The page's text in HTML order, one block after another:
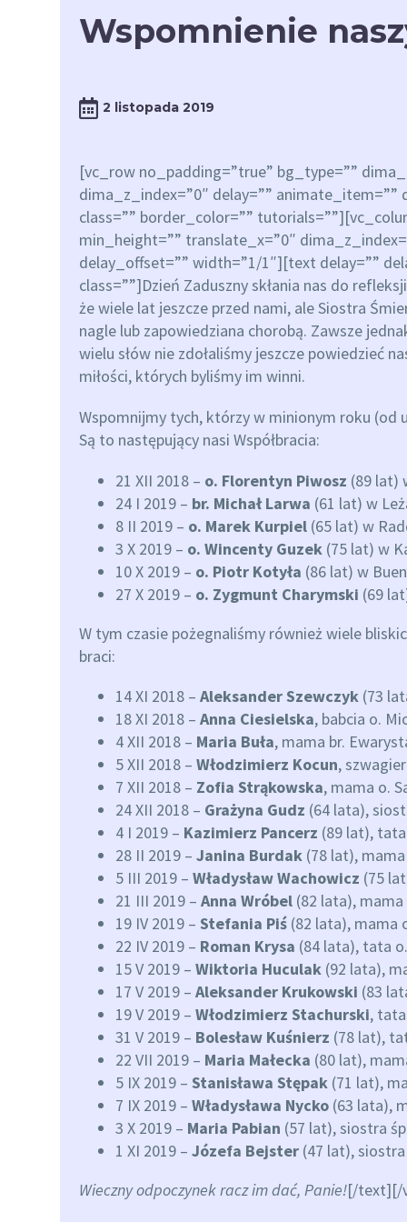
Wspomnienie
2 listopada 2019
[vc_row no_padding=”true” bg_type=””
dima_z_index=”0″ delay=””
class=”” border_color=””
min_height=”” translate_x=”0″
delay_offset=”” width=”1/1″][text delay=””
class=””]Dzień Zaduszny skłania nas do
że wiele lat jeszcze przed nami, ale Siostra
nagle lub zapowiedziana chorobą. Zawsze
wielu słów nie zdołaliśmy jeszcze powiedzieć
miłości, których byliśmy im winni.
Wspomnijmy tych, którzy w minionym roku (od
Są to następujący nasi Współbracia:
21 XII 2018 – o. Florentyn Piwosz (89 lat)
24 I 2019 – br. Michał Larwa (61 lat) w
8 II 2019 – o. Marek Kurpiel (65 lat) w
3 X 2019 – o. Wincenty Guzek (75 lat) w
10 X 2019 – o. Piotr Kotyła (86 lat) w
27 X 2019 – o. Zygmunt Charymski (69
W tym czasie pożegnaliśmy również wiele
braci:
14 XI 2018 – Aleksander Szewczyk (73
18 XI 2018 – Anna Ciesielska, babcia o.
4 XII 2018 – Maria Buła, mama br.
5 XII 2018 – Włodzimierz Kocun,
7 XII 2018 – Zofia Strąkowska, mama o.
24 XII 2018 – Grażyna Gudz (64 lata),
4 I 2019 – Kazimierz Pancerz (89 lat),
28 II 2019 – Janina Burdak (78 lat),
5 III 2019 – Władysław Wachowicz (75
21 III 2019 – Anna Wróbel (82 lata),
19 IV 2019 – Stefania Piś (82 lata), mama
22 IV 2019 – Roman Krysa (84 lata), tata
15 V 2019 – Wiktoria Huculak (92 lata),
17 V 2019 – Aleksander Krukowski (83
19 V 2019 – Włodzimierz Stachurski,
31 V 2019 – Bolesław Kuśnierz (78 lat),
22 VII 2019 – Maria Małecka (80 lat),
5 IX 2019 – Stanisława Stępak (71 lat),
7 IX 2019 – Władysława Nycko (63 lata),
3 X 2019 – Maria Pabian (57 lat), siostra
1 XI 2019 – Józefa Bejster (47 lat),
Wieczny odpoczynek racz im dać, Panie![/text][/